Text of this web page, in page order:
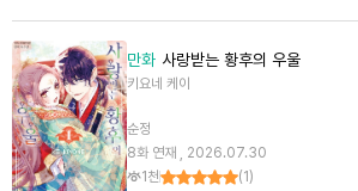
만화 사랑받는 황후의 우울
키요네 케이
순정
8화 연재 , 2026.07.30
1천
(1 )